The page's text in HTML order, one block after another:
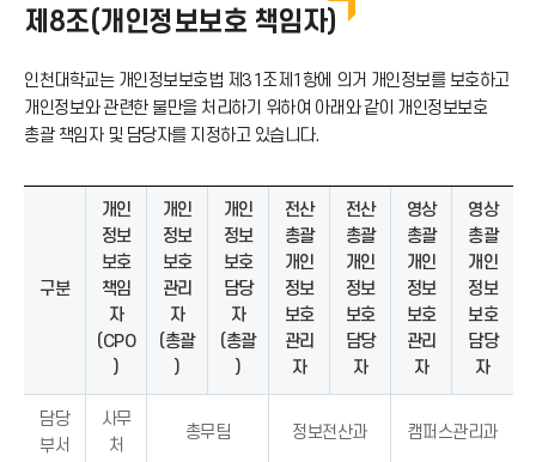
제8조(개인정보보호 책임자)
인천대학교는 개인정보보호법 제31조제1항에 의거 개인정보를 보호하고
개인정보와 관련한 불만을 처리하기 위하여 아래와 같이 개인정보보호
총괄 책임자 및 담당자를 지정하고 있습니다.
구분
개인
정보
보호
책임
자
(CPO
)
개인
정보
보호
관리
자
(총괄
)
개인
정보
보호
담당
자
(총괄
)
전산
총괄
개인
정보
보호
관리
자
전산
총괄
개인
정보
보호
담당
자
영상
총괄
개인
정보
보호
관리
자
영상
총괄
개인
정보
보호
담당
자
담당
부서
사무
처
총무팀 정보전산과 캠퍼스관리과